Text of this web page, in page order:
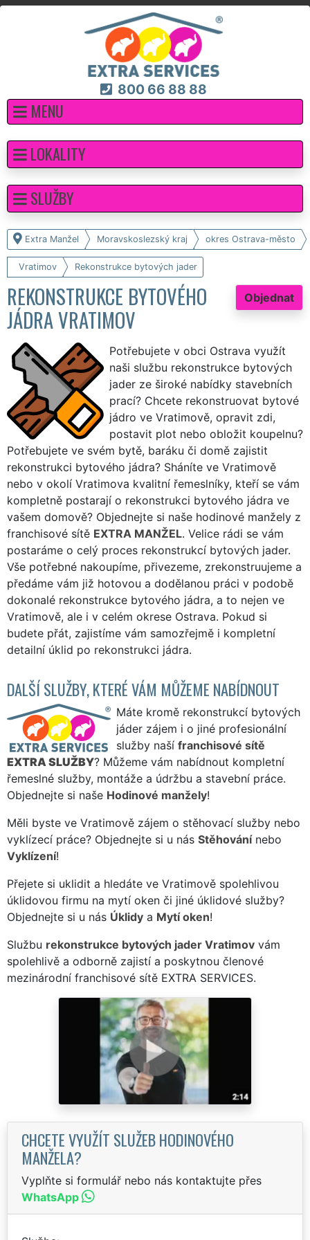
800 66 88 88
MENU
Extra Manžel Moravskoslezský kraj okres Ostrava-město
Vratimov Rekonstrukce bytových jader
Objednat
REKONSTRUKCE BYTOVÉHO
JÁDRA VRATIMOV
Potřebujete v obci Ostrava využít
naši službu rekonstrukce bytových
jader ze široké nabídky stavebních
prací? Chcete rekonstruovat bytové
jádro ve Vratimově, opravit zdi,
postavit plot nebo obložit koupelnu?
Potřebujete ve svém bytě, baráku či domě zajistit
rekonstrukci bytového jádra? Sháníte ve Vratimově
nebo v okolí Vratimova kvalitní řemeslníky, kteří se vám
kompletně postarají o rekonstrukci bytového jádra ve
vašem domově? Objednejte si naše hodinové manžely z
franchisové sítě EXTRA MANŽEL. Velice rádi se vám
postaráme o celý proces rekonstrukcí bytových jader.
Vše potřebné nakoupíme, přivezeme, zrekonstruujeme a
předáme vám již hotovou a dodělanou práci v podobě
dokonalé rekonstrukce bytového jádra, a to nejen ve
Vratimově, ale i v celém okrese Ostrava. Pokud si
budete přát, zajistíme vám samozřejmě i kompletní
detailní úklid po rekonstrukci jádra.
DALŠÍ SLUŽBY, KTERÉ VÁM MŮŽEME NABÍDNOUT
Máte kromě rekonstrukcí bytových
jáder zájem i o jiné profesionální
služby naší franchisové sítě
EXTRA SLUŽBY? Můžeme vám nabídnout kompletní
řemeslné služby, montáže a údržbu a stavební práce.
Objednejte si naše Hodinové manžely!
Měli byste ve Vratimově zájem o stěhovací služby nebo
vyklízecí práce? Objednejte si u nás Stěhovánínebo
Vyklízení!
Přejete si uklidit a hledáte ve Vratimově spolehlivou
úklidovou firmu na mytí oken či jiné úklidové služby?
Objednejte si u nás Úklidy a Mytí oken!
Službu rekonstrukce bytových jader Vratimov vám
spolehlivě a odborně zajistí a poskytnou členové
mezinárodní franchisové sítě EXTRA SERVICES.
CHCETE VYUŽÍT SLUŽEB HODINOVÉHO
MANŽELA?
Vyplňte si formulář nebo nás kontaktujte přes
WhatsApp
LOKALITY
SLUŽBY